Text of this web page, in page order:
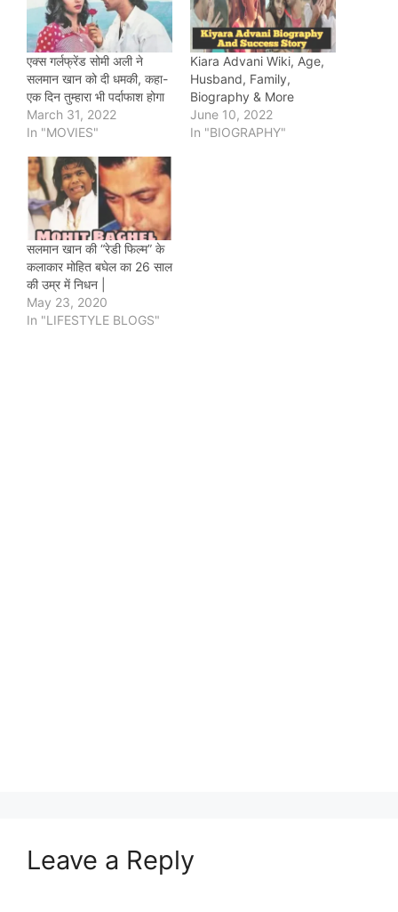
एक्स गर्लफ्रेंड सोमी अली ने
सलमान खान को दी धमकी, कहा-
एक दिन तुम्हारा भी पर्दाफाश होगा
March 31, 2022
In "MOVIES"
Kiara Advani Wiki, Age,
Husband, Family,
Biography & More
June 10, 2022
In "BIOGRAPHY"
सलमान खान की “रेडी फिल्म” के
कलाकार मोहित बघेल का 26 साल
की उम्र में निधन |
May 23, 2020
In "LIFESTYLE BLOGS"
Leave a Reply